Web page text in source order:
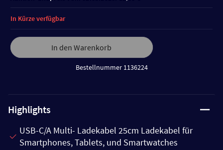
In den Warenkorb
Bestellnummer 1136224
In Kürze verfügbar
Highlights
USB-C/A Multi- Ladekabel 25cm Ladekabel für
Smartphones, Tablets, und Smartwatches